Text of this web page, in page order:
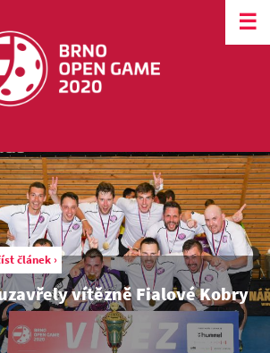
☰
článek ›
vítězně Fialové Kobry